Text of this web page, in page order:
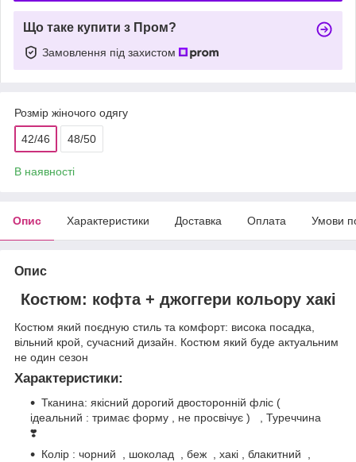
Що таке купити з Пром?
Замовлення під захистом
Розмір жіночого одягу
42/46 48/50
В наявності
Опис Характеристики Доставка Оплата Умови
Опис
Костюм: кофта + джоггери кольору хакі
Костюм який поєдную стиль та комфорт: висока посадка,
вільний крой, сучасний дизайн. Костюм який буде актуальним
не один сезон
Характеристики:
Тканина: якісний дорогий двосторонній фліс (
ідеальний : тримає форму , не просвічує ) , Туреччина
❣️
Колір : чорний , шоколад , беж , хакі , блакитний ,